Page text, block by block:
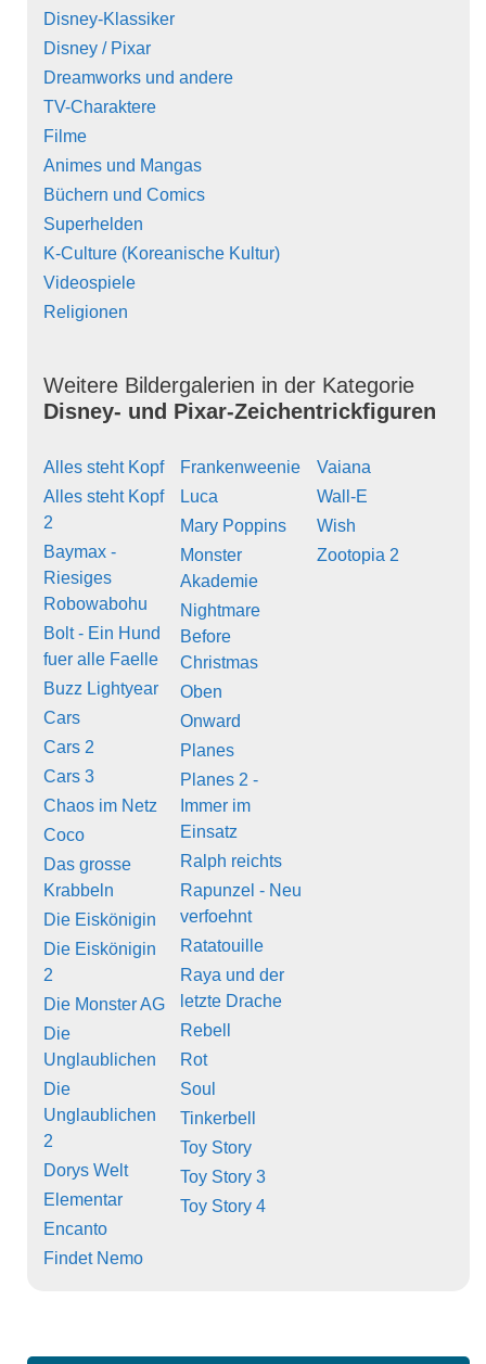
Disney-Klassiker
Disney / Pixar
Dreamworks und andere
TV-Charaktere
Filme
Animes und Mangas
Büchern und Comics
Superhelden
K-Culture (Koreanische Kultur)
Videospiele
Religionen
Weitere Bildergalerien in der Kategorie
Disney- und Pixar-Zeichentrickfiguren
Alles steht Kopf
Alles steht Kopf
2
Baymax -
Riesiges
Robowabohu
Bolt - Ein Hund
fuer alle Faelle
Buzz Lightyear
Cars
Cars 2
Cars 3
Chaos im Netz
Coco
Das grosse
Krabbeln
Die Eiskönigin
Die Eiskönigin
2
Die Monster AG
Die
Unglaublichen
Die
Unglaublichen
2
Dorys Welt
Elementar
Encanto
Findet Nemo
Frankenweenie
Luca
Mary Poppins
Monster
Akademie
Nightmare
Before
Christmas
Oben
Onward
Planes
Planes 2 -
Immer im
Einsatz
Ralph reichts
Rapunzel - Neu
verfoehnt
Ratatouille
Raya und der
letzte Drache
Rebell
Rot
Soul
Tinkerbell
Toy Story
Toy Story 3
Toy Story 4
Vaiana
Wall-E
Wish
Zootopia 2